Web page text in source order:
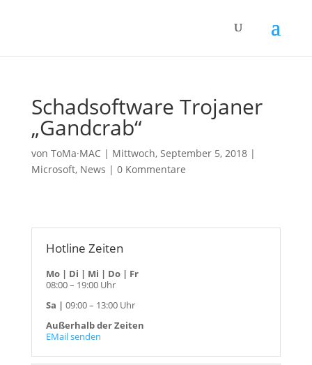
Schadsoftware Trojaner
„Gandcrab“
von ToMa·MAC| Mittwoch, September 5, 2018|
Microsoft, News | 0 Kommentare
Hotline Zeiten
Mo | Di | Mi | Do | Fr
08:00 – 19:00 Uhr
Sa | 09:00 – 13:00 Uhr
Außerhalb der Zeiten
EMail senden